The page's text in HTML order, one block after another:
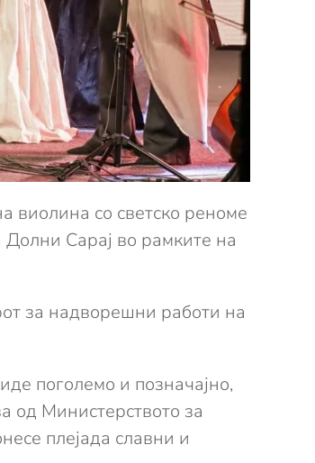
виолина со светско реноме
Сарај во рамките на
за надворешни работи на
поголемо и позначајно,
од Министерството за
плејада славни и